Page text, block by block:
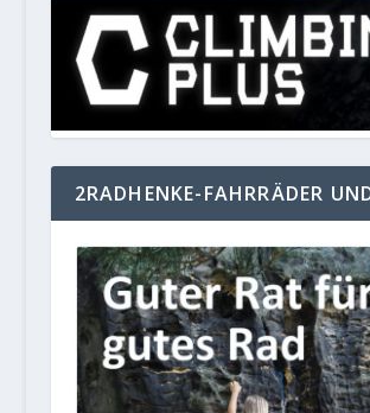
2RADHENKE-FAHRRÄDER